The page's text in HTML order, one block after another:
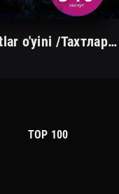
Taxtlar o'yini /Тахтлар ўйини/ 1. 5. 10. 20. 30. 40. 50. 60. 70. 80. 90. 100 Qism Uzbek tilida Barcha qismlari Tarjima serial
TOP 100